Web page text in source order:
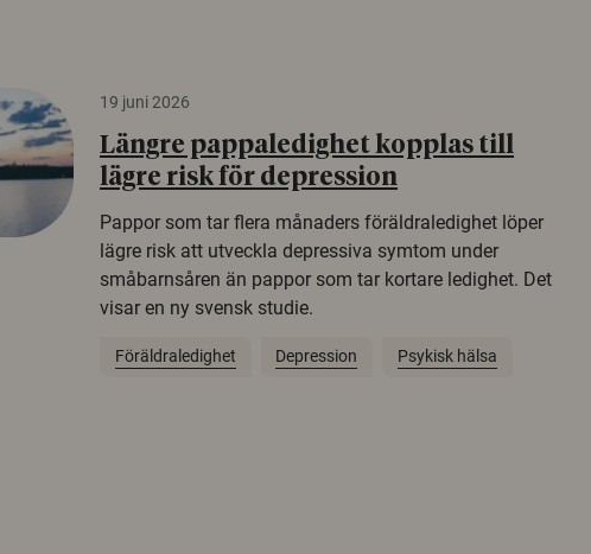
19 juni 2026
Längre pappaledighet kopplas till
lägre risk för depression
Pappor som tar flera månaders föräldraledighet löper
lägre risk att utveckla depressiva symtom under
småbarnsåren än pappor som tar kortare ledighet. Det
visar en ny svensk studie.
Föräldraledighet Depression Psykisk hälsa